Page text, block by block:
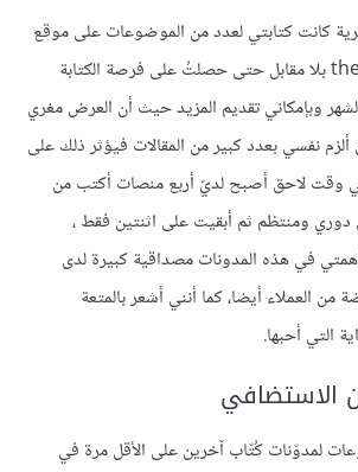
كانت كتابتي لعدد من الموضوعات على موقع
the Huffington post بلا مقابل حتى حصلتُ على فرصة الكتابة
وبإمكاني تقديم المزيد حيث أن العرض مغري
نفسي بعدد كبير من المقالات فيؤثر ذلك على
وقت لاحق أصبح لديّ أربع منصات أكتب من
دوري ومنتظم ثم أبقيت على اثنتين فقط ،
في هذه المدونات مصداقية كبيرة لدى
من العملاء أيضا، كما أنني أشعر بالمتعة
التي أحبها.
الاستضافي
لمدوّنات كُتّاب آخرين على الأقل مرة في